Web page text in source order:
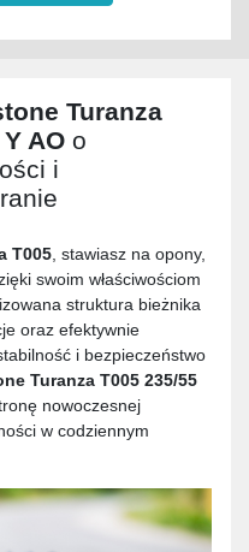
Turanza
AO o
i
T005 , stawiasz na opony,
swoim właściwościom
struktura bieżnika
oraz efektywnie
i bezpieczeństwo
Turanza T005 235/55
nowoczesnej
w codziennym